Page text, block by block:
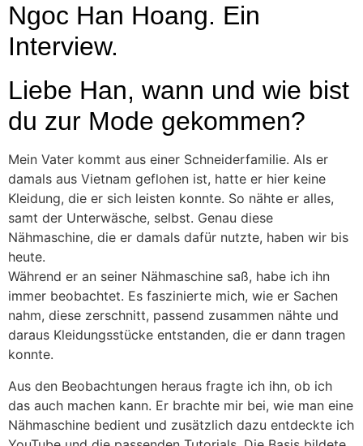
Ngoc Han Hoang. Ein
Interview.
Liebe Han, wann und wie bist
du zur Mode gekommen?
Mein Vater kommt aus einer Schneiderfamilie. Als er
damals aus Vietnam geflohen ist, hatte er hier keine
Kleidung, die er sich leisten konnte. So nähte er alles,
samt der Unterwäsche, selbst. Genau diese
Nähmaschine, die er damals dafür nutzte, haben wir bis
heute.
Während er an seiner Nähmaschine saß, habe ich ihn
immer beobachtet. Es faszinierte mich, wie er Sachen
nahm, diese zerschnitt, passend zusammen nähte und
daraus Kleidungsstücke entstanden, die er dann tragen
konnte.
Aus den Beobachtungen heraus fragte ich ihn, ob ich
das auch machen kann. Er brachte mir bei, wie man eine
Nähmaschine bedient und zusätzlich dazu entdeckte ich